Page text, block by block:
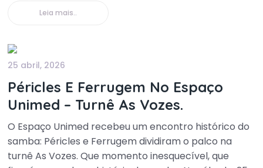
Leia mais..
25 abril, 2026
Péricles E Ferrugem No Espaço
Unimed – Turnê As Vozes.
O Espaço Unimed recebeu um encontro histórico do
samba: Péricles e Ferrugem dividiram o palco na
turnê As Vozes. Que momento inesquecível, que